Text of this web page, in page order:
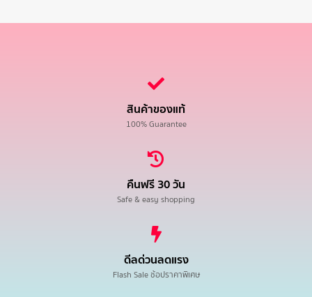
สินค้าของแท้
100% Guarantee
คืนฟรี 30 วัน
Safe & easy shopping
ดีลด่วนลดแรง
Flash Sale ช้อปราคาพิเศษ